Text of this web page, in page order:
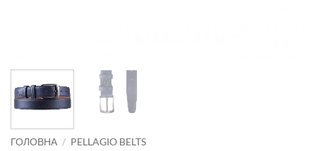
ГОЛОВНА / PELLAGIO BELTS